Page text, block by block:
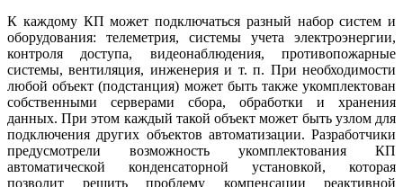
К каждому КП может подключаться разный набор систем и
оборудования: телеметрия, системы учета электроэнергии,
контроля доступа, видеонаблюдения, противопожарные
системы, вентиляция, инженерия и т. п. При необходимости
любой объект (подстанция) может быть также укомплектован
собственными серверами сбора, обработки и хранения
данных. При этом каждый такой объект может быть узлом для
подключения других объектов автоматизации. Разработчики
предусмотрели возможность укомплектования КП
автоматической конденсаторной установкой, которая
позволит решить проблему компенсации реактивной